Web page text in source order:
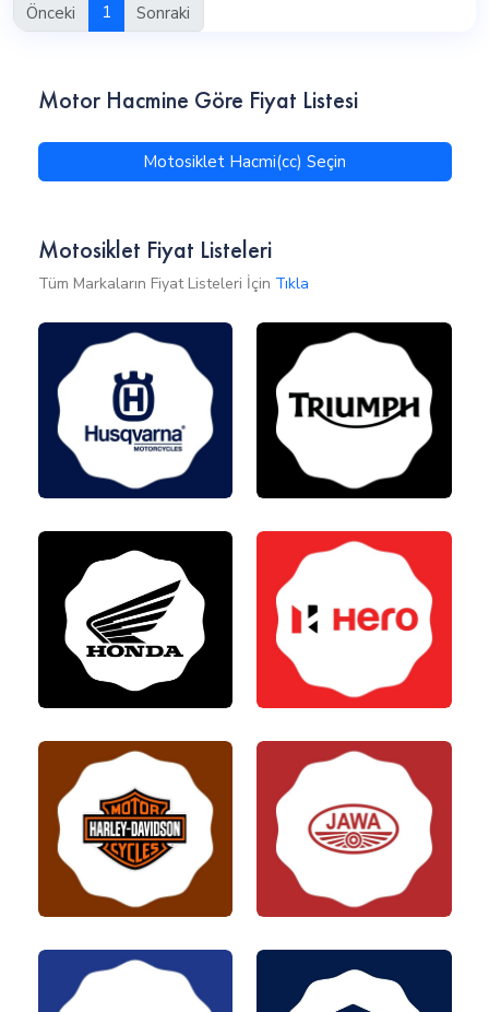
Önceki 1 Sonraki
Motor Hacmine Göre Fiyat Listesi
Motosiklet Hacmi(cc) Seçin
Motosiklet Fiyat Listeleri
Tüm Markaların Fiyat Listeleri İçin Tıkla